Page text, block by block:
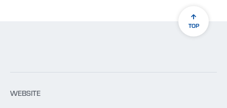
TOP
WEBSITE